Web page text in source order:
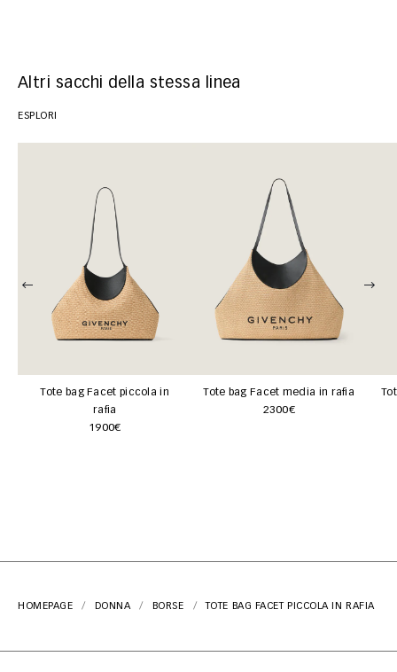
Altri sacchi della stessa linea
ESPLORI
Tote bag Facet piccola in
rafia
1900€
Tote bag Facet media in rafia
2300€
HOMEPAGE DONNA BORSE TOTE BAG FACET PICCOLA IN RAFIA